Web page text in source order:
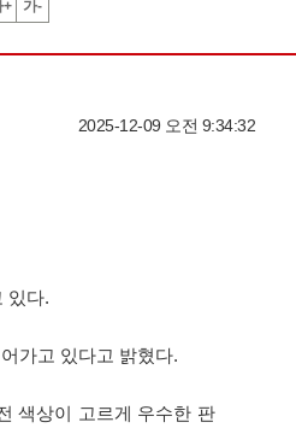
+ 가-
2025-12-09 오전 9:34:32
있다.
가고 있다고 밝혔다.
색상이 고르게 우수한 판